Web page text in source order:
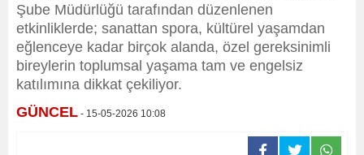
Şube Müdürlüğü tarafından düzenlenen
etkinliklerde; sanattan spora, kültürel yaşamdan
eğlenceye kadar birçok alanda, özel gereksinimli
bireylerin toplumsal yaşama tam ve engelsiz
katılımına dikkat çekiliyor.
GÜNCEL - 15-05-2026 10:08